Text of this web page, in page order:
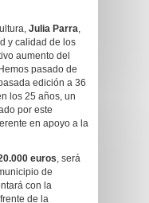
Julia Parra,
y calidad de los
aumento del
pasado de
edición a 36
los 25 años, un
por este
en apoyo a la
euros, será
de
con la
de la